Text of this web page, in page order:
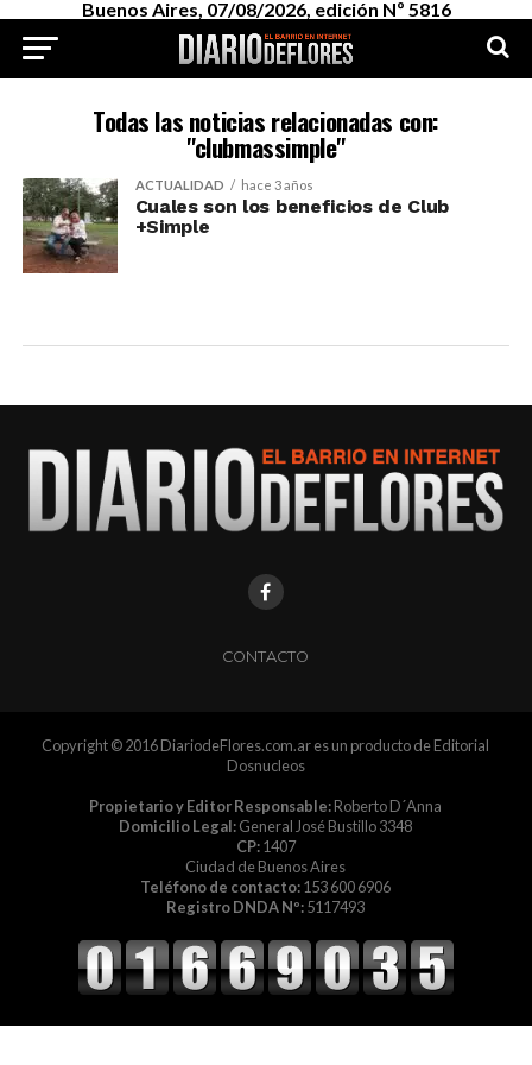
Buenos Aires, 07/08/2026, edición Nº 5816
Todas las noticias relacionadas con:
"clubmassimple"
ACTUALIDAD hace 3 años
Cuales son los beneficios de Club
+Simple
CONTACTO
Copyright © 2016 DiariodeFlores.com.ar es un producto de Editorial
Dosnucleos
Propietario y Editor Responsable:Roberto D´Anna
Domicilio Legal:General José Bustillo 3348
CP:1407
Ciudad de Buenos Aires
Teléfono de contacto:153 600 6906
Registro DNDA Nº:5117493